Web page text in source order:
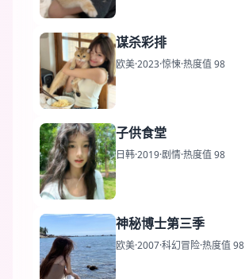
谋杀彩排
欧美·2023·惊悚·热度值 98
子供食堂
日韩·2019·剧情·热度值 98
神秘博士第三季
欧美·2007·科幻冒险·热度值 98